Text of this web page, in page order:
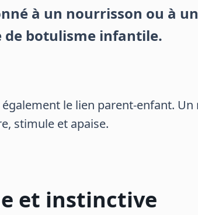
à un nourrisson ou à
de botulisme infantile.
le lien parent-enfant.
stimule et apaise.
et instinctive